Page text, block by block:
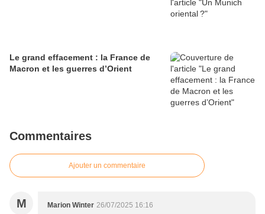
Le grand effacement : la France de
Macron et les guerres d’Orient
Commentaires
Ajouter un commentaire
M Marion Winter 26/07/2025 16:16